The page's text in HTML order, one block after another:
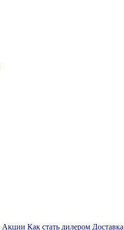
Акции Как стать дилером Доставка